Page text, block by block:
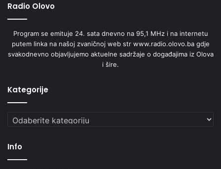
Radio Olovo
Program se emituje 24. sata dnevno na 95,1 MHz i na internetu
putem linka na našoj zvaničnoj web str www.radio.olovo.ba gdje
svakodnevno objavljujemo aktuelne sadržaje o događajima iz Olova
i šire.
Kategorije
Kategorije
Info